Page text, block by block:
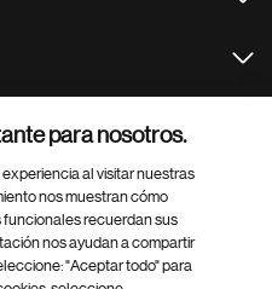
para nosotros.
al visitar nuestras
nos muestran cómo
funcionales recuerdan sus
nos ayudan a compartir
"Aceptar todo" para